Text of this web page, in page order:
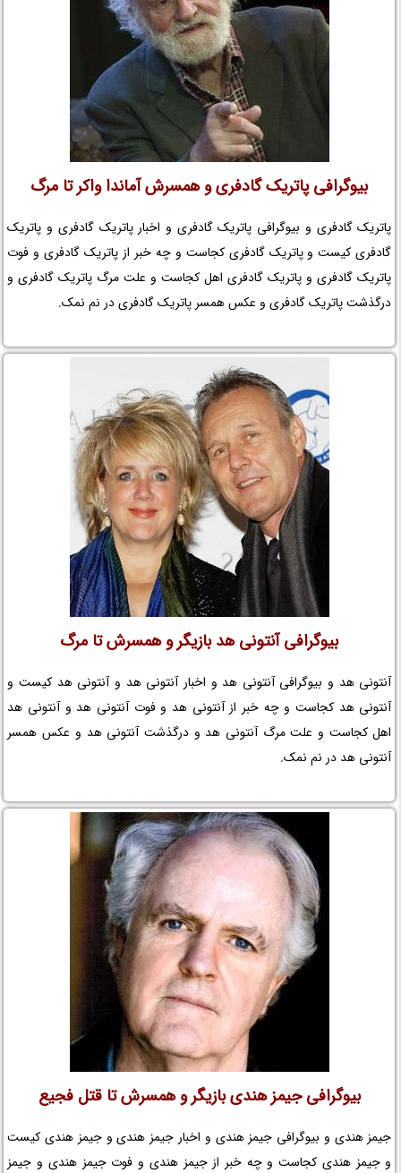
بیوگرافی پاتریک گادفری و همسرش آماندا واکر تا مرگ
پاتریک گادفری و بیوگرافی پاتریک گادفری و اخبار پاتریک گادفری و پاتریک
گادفری کیست و پاتریک گادفری کجاست و چه خبر از پاتریک گادفری و فوت
پاتریک گادفری و پاتریک گادفری اهل کجاست و علت مرگ پاتریک گادفری و
درگذشت پاتریک گادفری و عکس همسر پاتریک گادفری در نم نمک.
بیوگرافی آنتونی هد بازیگر و همسرش تا مرگ
آنتونی هد و بیوگرافی آنتونی هد و اخبار آنتونی هد و آنتونی هد کیست و
آنتونی هد کجاست و چه خبر از آنتونی هد و فوت آنتونی هد و آنتونی هد
اهل کجاست و علت مرگ آنتونی هد و درگذشت آنتونی هد و عکس همسر
آنتونی هد در نم نمک.
بیوگرافی جیمز هندی بازیگر و همسرش تا قتل فجیع
جیمز هندی و بیوگرافی جیمز هندی و اخبار جیمز هندی و جیمز هندی کیست
و جیمز هندی کجاست و چه خبر از جیمز هندی و فوت جیمز هندی و جیمز